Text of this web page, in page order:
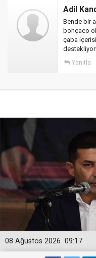
Adil
Bende bir
bohçaco
çaba
Yanıtla
09:17
08 Ağustos 2026